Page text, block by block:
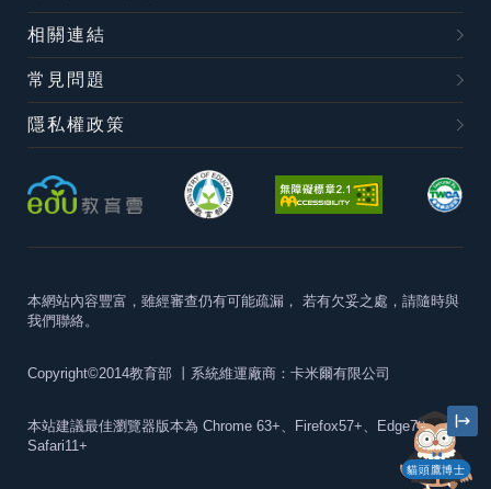
貓頭鷹博士
相關連結
常見問題
隱私權政策
本網站內容豐富，雖經審查仍有可能疏漏， 若有欠妥之處，請隨時與
我們聯絡。
Copyright©2014教育部 丨系統維運廠商：卡米爾有限公司
本站建議最佳瀏覽器版本為 Chrome 63+、Firefox57+、Edge79+及
Safari11+